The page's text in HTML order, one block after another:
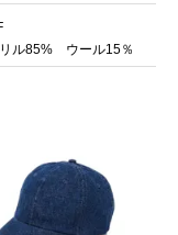
ル85% ウール15％